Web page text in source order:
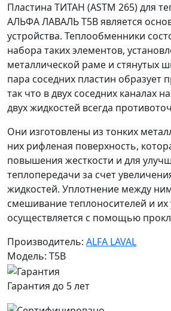
Пластина ТИТАН (ASTM 265) для
АЛЬФА ЛАВАЛЬ T5B является
устройства. Теплообменники
набора таких элементов,
металлической раме и стянутых
пара соседних пластин образует
так что в двух соседних каналах
двух жидкостей всегда
Они изготовлены из тонких
них рифленая поверхность,
повышения жесткости и для
теплопередачи за счет
жидкостей. Уплотнение между
смешивание теплоносителей и их
осуществляется с помощью
Производитель: ALFA LAVAL
Модель: T5B
Гарантия до 5 лет